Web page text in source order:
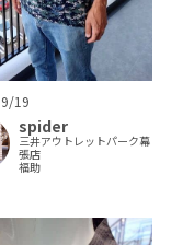
19
spider
三井アウトレットパーク幕
張店
福助